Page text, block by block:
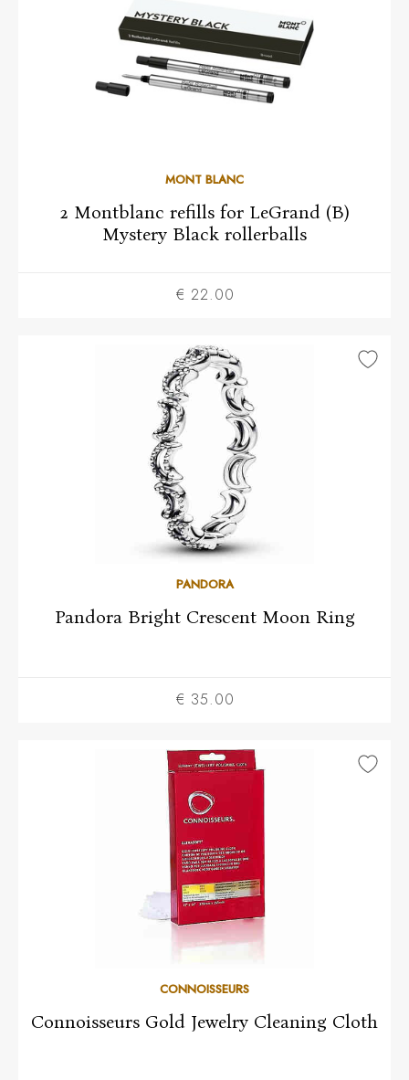
MONT BLANC
2 Montblanc refills for LeGrand (B)
Mystery Black rollerballs
€ 22.00
48 56 58
PANDORA
Pandora Bright Crescent Moon Ring
€ 35.00
CONNOISSEURS
Connoisseurs Gold Jewelry Cleaning Cloth